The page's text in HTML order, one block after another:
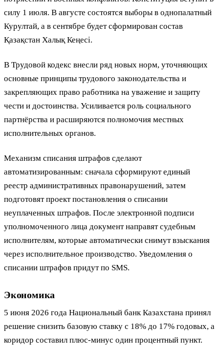
силу 1 июля. В августе состоятся выборы в однопалатный
Курултай, а в сентябре будет сформирован состав
Қазақстан Халық Кеңесі.
В Трудовой кодекс внесли ряд новых норм, уточняющих
основные принципы трудового законодательства и
закрепляющих право работника на уважение и защиту
чести и достоинства. Усиливается роль социального
партнёрства и расширяются полномочия местных
исполнительных органов.
Механизм списания штрафов сделают
автоматизированным: сначала сформируют единый
реестр административных правонарушений, затем
подготовят проект постановления о списании
неуплаченных штрафов. После электронной подписи
уполномоченного лица документ направят судебным
исполнителям, которые автоматически снимут взыскания
через исполнительное производство. Уведомления о
списании штрафов придут по SMS.
Экономика
5 июня 2026 года Национальный банк Казахстана принял
решение снизить базовую ставку с 18% до 17% годовых, а
коридор составил плюс-минус один процентный пункт.